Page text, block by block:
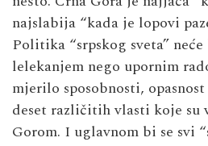
najslabija “kada je lopovi
Politika “srpskog sveta”
lelekanjem nego upornim
mjerilo sposobnosti,
deset različitih vlasti koje su
Gorom. I uglavnom bi se svi